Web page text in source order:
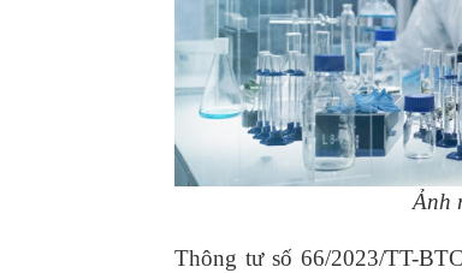
Ảnh
Thông tư số 66/2023/TT-